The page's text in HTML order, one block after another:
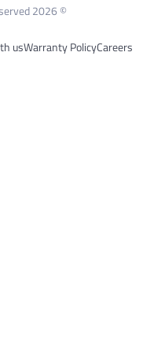
Careers
Warranty Policy
us